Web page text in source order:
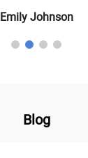
Emily Johnson
Blog